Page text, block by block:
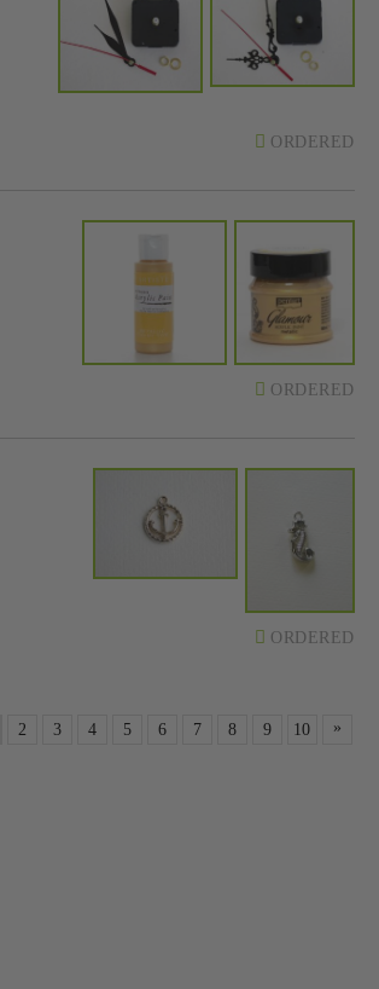
ORDERED
ORDERED
ORDERED
2 3 4 5 6 7 8 9 10 »